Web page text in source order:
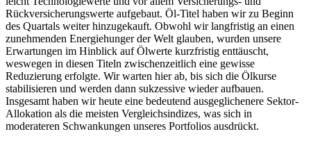
Rückversicherungswerte aufgebaut. Öl-Titel haben wir zu Beginn
des Quartals weiter hinzugekauft. Obwohl wir langfristig an einen
zunehmenden Energiehunger der Welt glauben, wurden unsere
Erwartungen im Hinblick auf Ölwerte kurzfristig enttäuscht,
weswegen in diesen Titeln zwischenzeitlich eine gewisse
Reduzierung erfolgte. Wir warten hier ab, bis sich die Ölkurse
stabilisieren und werden dann sukzessive wieder aufbauen.
Insgesamt haben wir heute eine bedeutend ausgeglichenere Sektor-
Allokation als die meisten Vergleichsindizes, was sich in
moderateren Schwankungen unseres Portfolios ausdrückt.